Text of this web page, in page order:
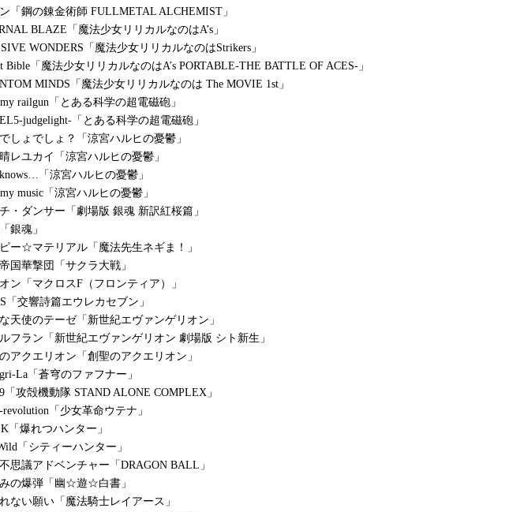
「鋼の錬金術師 FULLMETAL ALCHEMIST」
BLAZE「魔法少女リリカルなのはA’s」
WONDERS「魔法少女リリカルなのはStrikers」
Bible「魔法少女リリカルなのはA’s PORTABLE-THE BATTLE OF ACES-」
MINDS「魔法少女リリカルなのは The MOVIE 1st」
railgun「とある科学の超電磁砲」
judgelight-「とある科学の超電磁砲」
しょでしょ？「涼宮ハルヒの憂鬱」
レユカイ「涼宮ハルヒの憂鬱」
「涼宮ハルヒの憂鬱」
music「涼宮ハルヒの憂鬱」
・ダンサー「劇場版 銀魂 新訳紅桜篇」
銀魂」
ー☆マテリアル「魔法先生ネギま！」
国華撃団「サクラ大戦」
ン「マクロスF（フロンティア）」
「交響詩篇エウレカセブン」
天使のテーゼ「新世紀エヴァンゲリオン」
フラン「新世紀エヴァンゲリオン 劇場版 シト新生」
アクエリオン「創聖のアクエリオン」
La「蒼穹のファフナー」
「攻殻機動隊 STAND ALONE COMPLEX」
「少女革命ウテナ」
「爆れつハンター」
「シティーハンター」
思議アドベンチャー「DRAGON BALL」
の爆弾「幽☆遊☆白書」
ない願い「魔法騎士レイアース」